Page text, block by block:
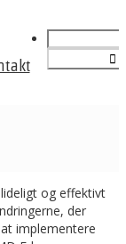
og effektivt
der
implementere